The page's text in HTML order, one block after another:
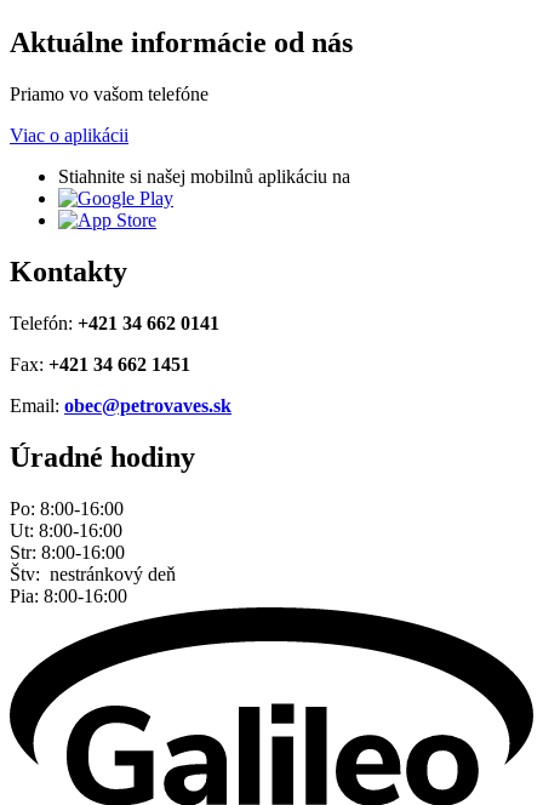
Aktuálne informácie od nás
Priamo vo vašom telefóne
Viac o aplikácii
Stiahnite si našej mobilnů aplikáciu na
Kontakty
Telefón: +421 34 662 0141
Fax: +421 34 662 1451
Email: obec@petrovaves.sk
Úradné hodiny
Po: 8:00-16:00
Ut: 8:00-16:00
Str: 8:00-16:00
Štv: nestránkový deň
Pia: 8:00-16:00